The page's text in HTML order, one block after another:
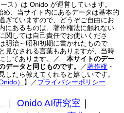
ス）は Onido が運営しています。
め、当サイト内にあるデータは基本的
ぎていますので、どうぞご自由にお
にあるものは、著作権法に触れない
関しては自己責任でお使いくださ
明治～昭和初期に書かれたもので
見なされる言葉もありますが、当時
してあります。／ 本サイトのデー
データと同じものです。
／著作権 ・
たら教えてくれると嬉しいです。
） 】 ／プライバシーポリシー
Onido AI研究室